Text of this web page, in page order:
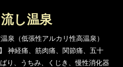
し温泉
泉（低張性アルカリ性高温泉）
神経痛、筋肉痛、関節痛、五十
り、うちみ、くじき、慢性消化器